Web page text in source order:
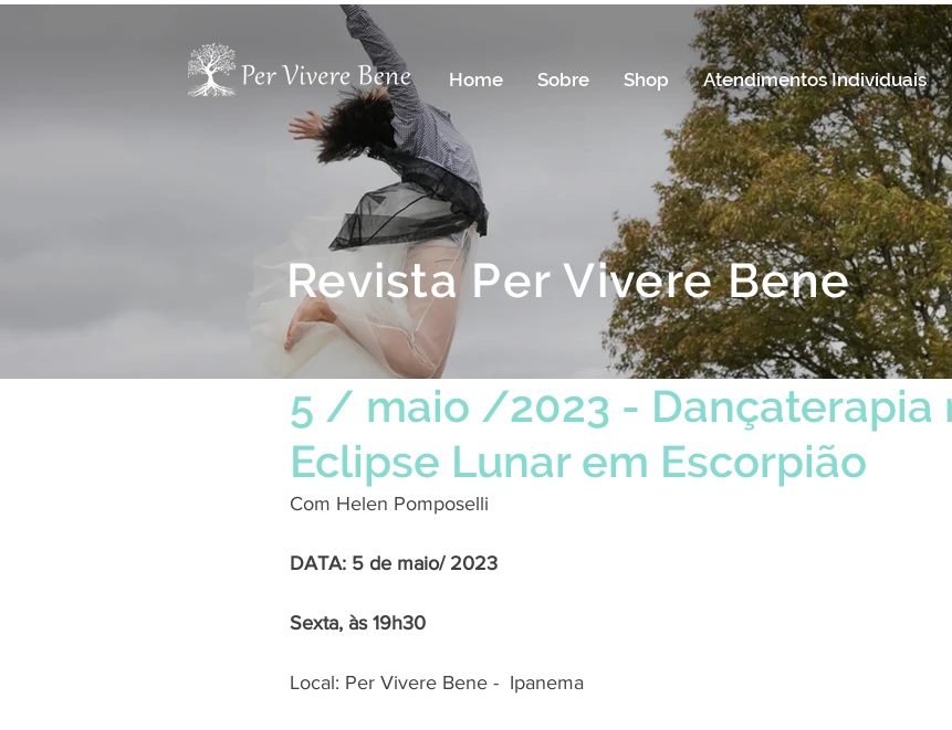
Home
Sobre Shop Atendimentos Individuais
5 / maio /2023 - Dançaterapia
Eclipse Lunar em Escorpião
Com Helen Pomposelli
DATA: 5 de maio/ 2023
Sexta, às 19h30
Local: Per Vivere Bene -  Ipanema
Revista Per Vivere Bene